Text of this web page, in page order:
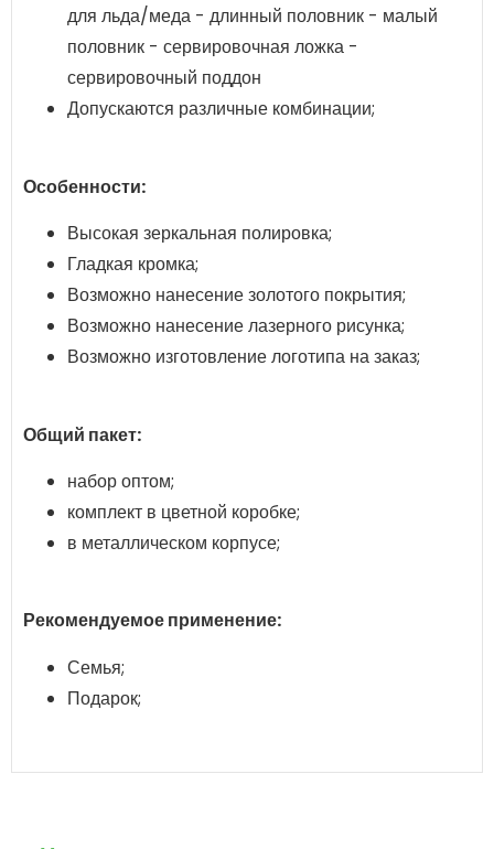
для льда/меда - длинный половник - малый
половник - сервировочная ложка -
сервировочный поддон
Допускаются различные комбинации;
Особенности:
Высокая зеркальная полировка;
Гладкая кромка;
Возможно нанесение золотого покрытия;
Возможно нанесение лазерного рисунка;
Возможно изготовление логотипа на заказ;
Общий пакет:
набор оптом;
комплект в цветной коробке;
в металлическом корпусе;
Рекомендуемое применение:
Семья;
Подарок;